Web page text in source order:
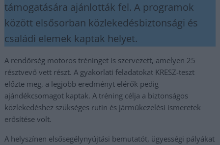
támogatására ajánlották fel. A programok
között elsősorban közlekedésbiztonsági és
családi elemek kaptak helyet.
A rendőrség motoros tréninget is szervezett, amelyen 25
résztvevő vett részt. A gyakorlati feladatokat KRESZ-teszt
előzte meg, a legjobb eredményt elérők pedig
ajándékcsomagot kaptak. A tréning célja a biztonságos
közlekedéshez szükséges rutin és járműkezelési ismeretek
erősítése volt.
A helyszínen elsősegélynyújtási bemutatót, ügyességi pályákat